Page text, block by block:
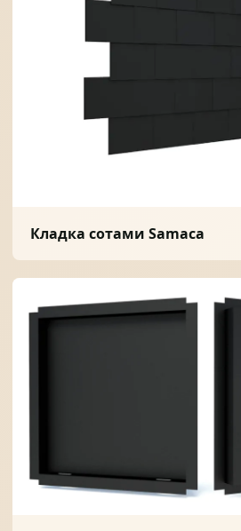
Кладка сотами Samaca